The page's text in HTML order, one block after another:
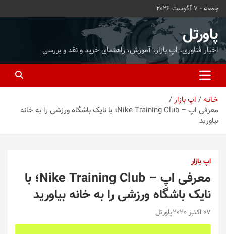
محتوا
بروید
جمعه - 7 آگوست 2026
پاورتل
اخبار فناوری، اپ بازار، آموزش، راهنمای خرید و نقد و بررسی
خـانـه
اپ بازار
معرفی اپ – Nike Training Club؛ با نایک باشگاه ورزشی را به خانه
بیاورید
اپ بازار
معرفی اپ – Nike Training Club؛ با
نایک باشگاه ورزشی را به خانه بیاورید
07 اکتبر 2020 پاورتل